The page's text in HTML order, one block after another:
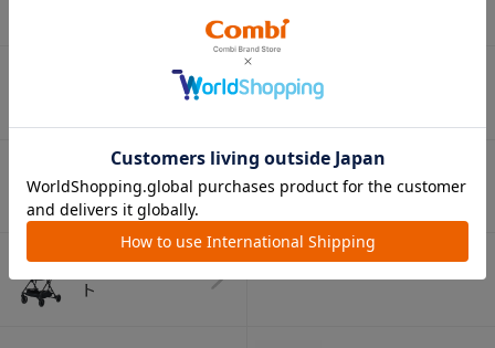
（お口のケア）
（ヘルメット）
ペット用品
ショッピングカー
ト